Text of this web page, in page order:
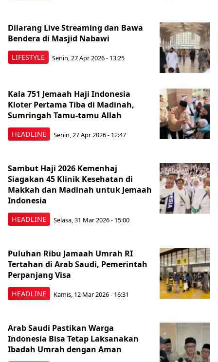
LIFESTYLE
Dilarang Live Streaming dan Bawa
Bendera di Masjid Nabawi
Senin, 27 Apr 2026 - 13:25
HEADLINE
Kala 751 Jemaah Haji Indonesia
Kloter Pertama Tiba di Madinah,
Sumringah Tamu-tamu Allah
Senin, 27 Apr 2026 - 12:47
HEADLINE
Sambut Haji 2026 Kemenhaj
Siagakan 45 Klinik Kesehatan di
Makkah dan Madinah untuk Jemaah
Indonesia
Selasa, 31 Mar 2026 - 15:00
HEADLINE
Puluhan Ribu Jamaah Umrah RI
Tertahan di Arab Saudi, Pemerintah
Perpanjang Visa
Kamis, 12 Mar 2026 - 16:31
Arab Saudi Pastikan Warga
Indonesia Bisa Tetap Laksanakan
Ibadah Umrah dengan Aman